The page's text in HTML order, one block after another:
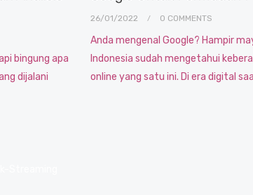
bingung apa
dijalani
26/01/2022 0 COMMENTS
Anda mengenal Google? Hampir
Indonesia sudah mengetahui
online yang satu ini. Di era digital